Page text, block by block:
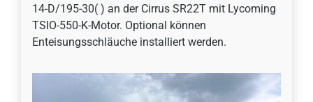
14-D/195-30( ) an der Cirrus SR22T mit Lycoming
TSIO-550-K-Motor. Optional können
Enteisungsschläuche installiert werden.